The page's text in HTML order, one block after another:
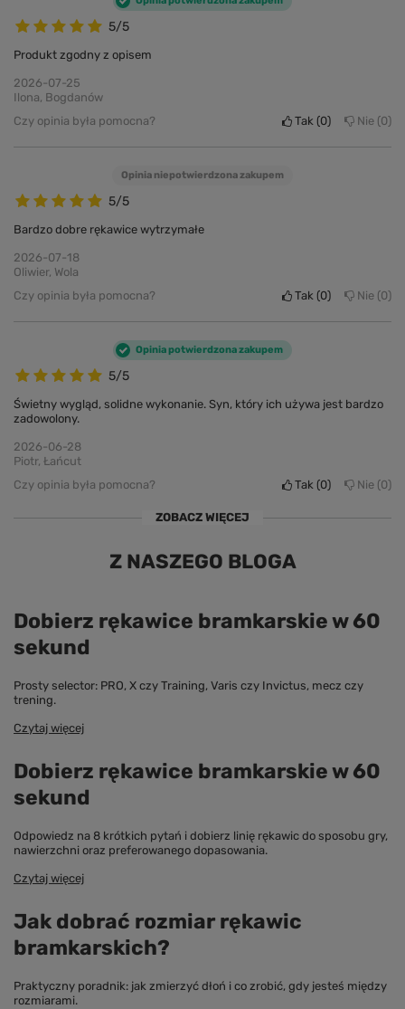
5/5
Produkt zgodny z opisem
2026-07-25
Ilona, Bogdanów
Czy opinia była pomocna?
Tak 0 Nie 0
5/5
Opinia niepotwierdzona zakupem
Bardzo dobre rękawice wytrzymałe
2026-07-18
Oliwier, Wola
Czy opinia była pomocna?
Tak 0 Nie 0
5/5
Opinia potwierdzona zakupem
Świetny wygląd, solidne wykonanie. Syn, który ich używa jest bardzo
zadowolony.
2026-06-28
Piotr, Łańcut
Czy opinia była pomocna?
Tak 0 Nie 0
ZOBACZ WIĘCEJ
Z NASZEGO BLOGA
Dobierz rękawice bramkarskie w 60
sekund
Prosty selector: PRO, X czy Training, Varis czy Invictus, mecz czy
trening.
Czytaj więcej
Dobierz rękawice bramkarskie w 60
sekund
Odpowiedz na 8 krótkich pytań i dobierz linię rękawic do sposobu gry,
nawierzchni oraz preferowanego dopasowania.
Czytaj więcej
Jak dobrać rozmiar rękawic
bramkarskich?
Praktyczny poradnik: jak zmierzyć dłoń i co zrobić, gdy jesteś między
rozmiarami.